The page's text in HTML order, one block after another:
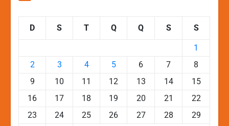
D S T Q Q S S
1
2
3 4 5 6 7
8
9
10 11 12 13 14
15
16
17 18 19 20 21
22
23
24 25 26 27 28
29